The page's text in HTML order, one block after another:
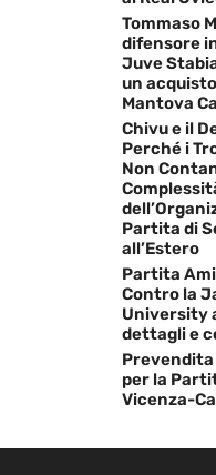
Tommaso
difensore
Juve
un
Mantova
Chivu e il
Perché i
Non
Partita di
all’Estero
Partita
Contro la
University
dettagli e
per la
Vicenza-